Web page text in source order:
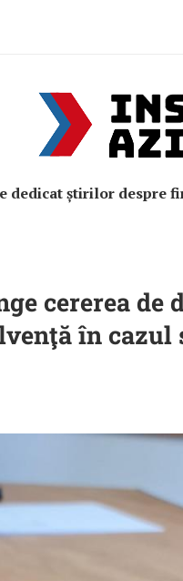
dedicat știrilor despre
cererea de
în cazul